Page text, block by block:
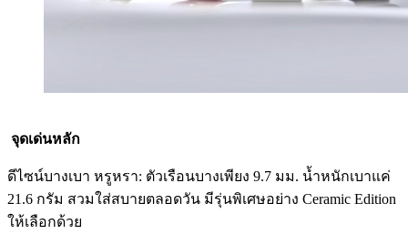
จุดเด่นหลัก
ดีไซน์บางเบา หรูหรา: ตัวเรือนบางเพียง 9.7 มม. น้ำหนักเบาแค่
21.6 กรัม สวมใส่สบายตลอดวัน มีรุ่นพิเศษอย่าง Ceramic Edition
ให้เลือกด้วย